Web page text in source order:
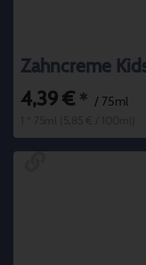
Zahncreme
4,39 € * / 75ml